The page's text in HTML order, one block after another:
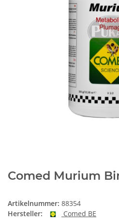
Comed Murium
Artikelnummer: 88354
Hersteller:
Comed BE